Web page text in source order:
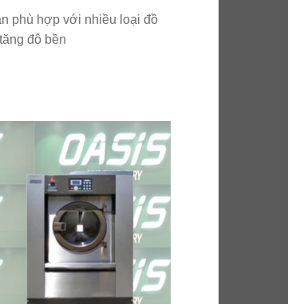
phù hợp với nhiều loại đồ
độ bền